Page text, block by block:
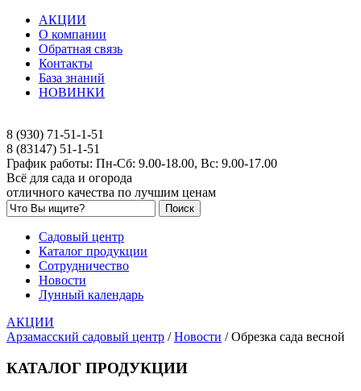
АКЦИИ
О компании
Обратная связь
Контакты
База знаний
НОВИНКИ
8 (930) 71-51-1-51
8 (83147) 51-1-51
График работы: Пн-Сб: 9.00-18.00, Вс: 9.00-17.00
Всё для сада и огорода
отличного качества по лучшим ценам
Садовый центр
Каталог продукции
Сотрудничество
Новости
Лунный календарь
АКЦИИ
Арзамасский садовый центр /Новости /Обрезка сада весной
КАТАЛОГ ПРОДУКЦИИ